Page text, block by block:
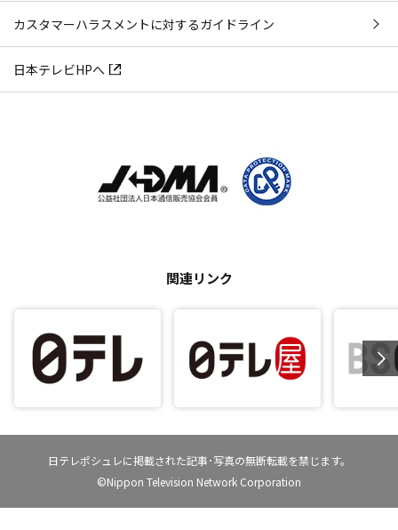
カスタマーハラスメントに対するガイドライン
日本テレビHPへ
関連リンク
日テレポシュレに掲載された記事･写真の無断転載を禁じます。
©Nippon Television Network Corporation